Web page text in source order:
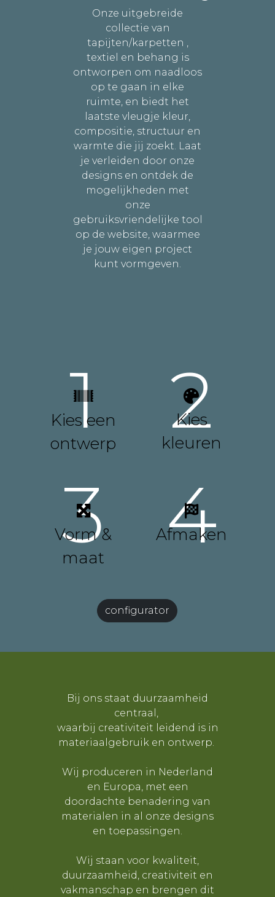
Onze uitgebreide
collectie van
tapijten/karpetten ,
textiel en behang is
ontworpen om naadloos
op te gaan in elke
ruimte, en biedt het
laatste vleugje kleur,
compositie, structuur en
warmte die jij zoekt. Laat
je verleiden door onze
designs en ontdek de
mogelijkheden met
onze
gebruiksvriendelijke tool
op de website, waarmee
je jouw eigen project
kunt vormgeven.
1
Kies een
ontwerp
2
Kies
kleuren
3
Vorm &
maat
4
Afmaken
configurator
Bij ons staat duurzaamheid
centraal,
waarbij creativiteit leidend is in
materiaalgebruik en ontwerp.
Wij produceren in Nederland
en Europa, met een
doordachte benadering van
materialen in al onze designs
en toepassingen.
Wij staan voor kwaliteit,
duurzaamheid, creativiteit en
vakmanschap en brengen dit